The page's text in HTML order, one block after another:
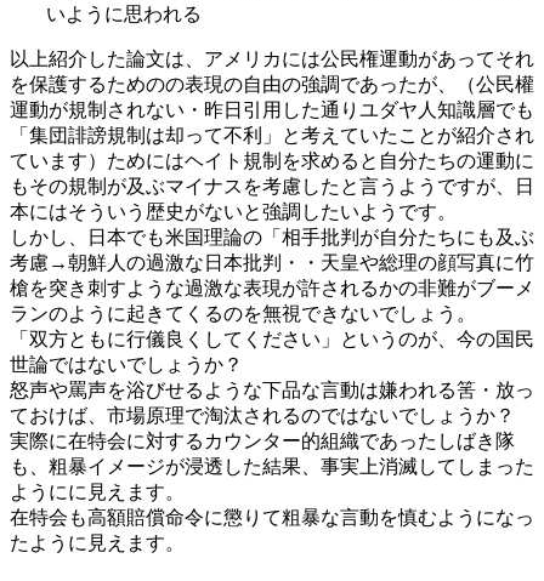
いように思われる
以上紹介した論文は、アメリカには公民権運動があってそれ
を保護するためのの表現の自由の強調であったが、（公民權
運動が規制されない・昨日引用した通りユダヤ人知識層でも
「集団誹謗規制は却って不利」と考えていたことが紹介され
ています）ためにはヘイト規制を求めると自分たちの運動に
もその規制が及ぶマイナスを考慮したと言うようですが、日
本にはそういう歴史がないと強調したいようです。
しかし、日本でも米国理論の「相手批判が自分たちにも及ぶ
考慮→朝鮮人の過激な日本批判・・天皇や総理の顔写真に竹
槍を突き刺すような過激な表現が許されるかの非難がブーメ
ランのように起きてくるのを無視できないでしょう。
「双方ともに行儀良くしてください」というのが、今の国民
世論ではないでしょうか？
怒声や罵声を浴びせるような下品な言動は嫌われる筈・放っ
ておけば、市場原理で淘汰されるのではないでしょうか？
実際に在特会に対するカウンター的組織であったしばき隊
も、粗暴イメージが浸透した結果、事実上消滅してしまった
ようにに見えます。
在特会も高額賠償命令に懲りて粗暴な言動を慎むようになっ
たように見えます。